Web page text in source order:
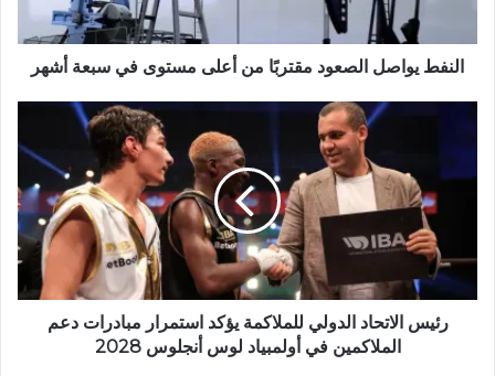
النفط يواصل الصعود مقتربًا من أعلى مستوى في سبعة أشهر
رئيس الاتحاد الدولي للملاكمة يؤكد استمرار مبادرات دعم
الملاكمين في أولمبياد لوس أنجلوس 2028